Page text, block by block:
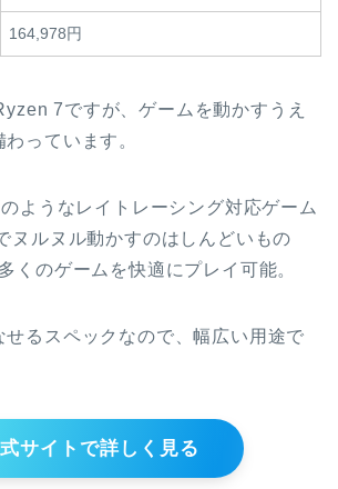
164,978円
7ですが、ゲームを動かすうえ
っています。
ようなレイトレーシング対応ゲーム
ヌルヌル動かすのはしんどいもの
くのゲームを快適にプレイ可能。
せるスペックなので、幅広い用途で
サイトで詳しく見る